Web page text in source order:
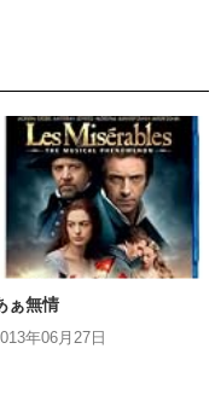
ぁ無情
年06月27日